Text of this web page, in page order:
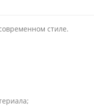
стиле.